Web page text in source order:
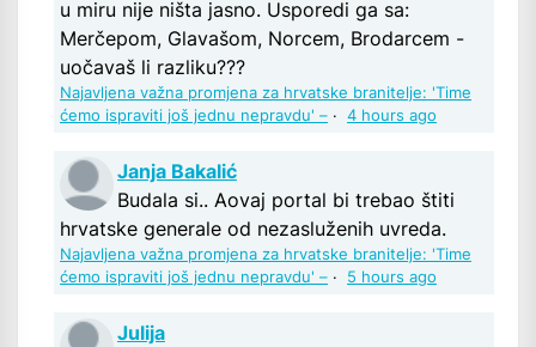
u miru nije ništa jasno. Usporedi ga sa:
Merčepom, Glavašom, Norcem, Brodarcem -
uočavaš li razliku???
Najavljena važna promjena za hrvatske branitelje: 'Time
ćemo ispraviti još jednu nepravdu' – · 4 hours ago
Janja Bakalić
Budala si.. Aovaj portal bi trebao štiti
hrvatske generale od nezasluženih uvreda.
Najavljena važna promjena za hrvatske branitelje: 'Time
ćemo ispraviti još jednu nepravdu' – · 5 hours ago
Julija